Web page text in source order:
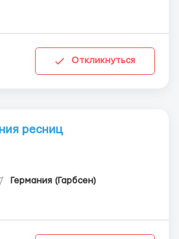
Откликнуться
ресниц
Германия (Гарбсен)